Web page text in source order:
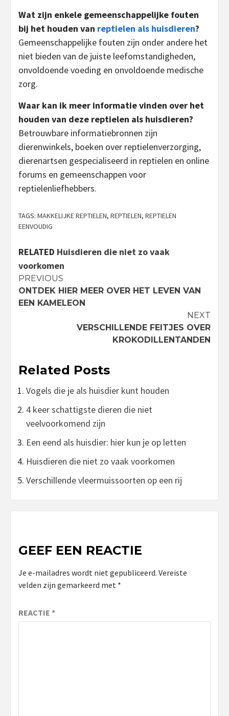
Wat zijn enkele gemeenschappelijke fouten
bij het houden van reptielen als huisdieren?
Gemeenschappelijke fouten zijn onder andere het
niet bieden van de juiste leefomstandigheden,
onvoldoende voeding en onvoldoende medische
zorg.
Waar kan ik meer informatie vinden over het
houden van deze reptielen als huisdieren?
Betrouwbare informatiebronnen zijn
dierenwinkels, boeken over reptielenverzorging,
dierenartsen gespecialiseerd in reptielen en online
forums en gemeenschappen voor
reptielenliefhebbers.
TAGS: MAKKELIJKE REPTIELEN, REPTIELEN, REPTIELEN
EENVOUDIG
RELATED Huisdieren die niet zo vaak
voorkomen
Continue
Reading
PREVIOUS
ONTDEK HIER MEER OVER HET LEVEN VAN
EEN KAMELEON
NEXT
VERSCHILLENDE FEITJES OVER
KROKODILLENTANDEN
Related Posts
Vogels die je als huisdier kunt houden
4 keer schattigste dieren die niet
veelvoorkomend zijn
Een eend als huisdier: hier kun je op letten
Huisdieren die niet zo vaak voorkomen
Verschillende vleermuissoorten op een rij
GEEF EEN REACTIE
Je e-mailadres wordt niet gepubliceerd. Vereiste
velden zijn gemarkeerd met *
REACTIE *